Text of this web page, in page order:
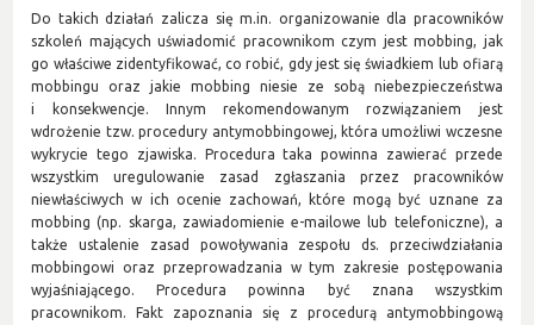
Do takich działań zalicza się m.in. organizowanie dla pracowników
szkoleń mających uświadomić pracownikom czym jest mobbing, jak
go właściwe zidentyfikować, co robić, gdy jest się świadkiem lub ofiarą
mobbingu oraz jakie mobbing niesie ze sobą niebezpieczeństwa
i konsekwencje. Innym rekomendowanym rozwiązaniem jest
wdrożenie tzw. procedury antymobbingowej, która umożliwi wczesne
wykrycie tego zjawiska. Procedura taka powinna zawierać przede
wszystkim uregulowanie zasad zgłaszania przez pracowników
niewłaściwych w ich ocenie zachowań, które mogą być uznane za
mobbing (np. skarga, zawiadomienie e-mailowe lub telefoniczne), a
także ustalenie zasad powoływania zespołu ds. przeciwdziałania
mobbingowi oraz przeprowadzania w tym zakresie postępowania
wyjaśniającego. Procedura powinna być znana wszystkim
pracownikom. Fakt zapoznania się z procedurą antymobbingową